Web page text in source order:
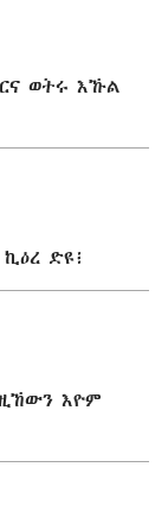
ወትሩ እኹል
ድዩ፧
እዮም